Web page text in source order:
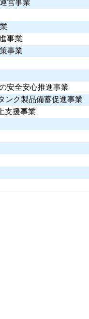
営事業
事業
事業
安全安心推進事業
ンク製品備蓄促進事業
支援事業